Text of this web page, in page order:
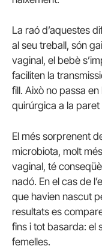
La raó d’aquestes
al seu treball, són
vaginal, el bebè
faciliten la
fill. Això no passa
quirúrgica a la paret
El més sorprenent
microbiota, molt
vaginal, té
nadó. En el cas de
que havien nascut
resultats es
fins i tot basarda: el
femelles.